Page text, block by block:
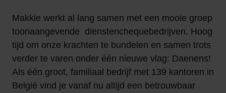
Makkie werkt al lang samen met een mooie groep
toonaangevende dienstenchequebedrijven. Hoog
tijd om onze krachten te bundelen en samen trots
verder te varen onder één nieuwe vlag: Daenens!
Als één groot, familiaal bedrijf met 139 kantoren in
België vind je vanaf nu altijd een betrouwbaar